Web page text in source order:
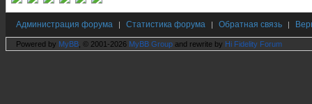
Администрация форума | Статистика форума | Обратная связь |
Powered by MyBB , © 2001-2026 MyBB Group and rewrite by Hi Fidelity Forum